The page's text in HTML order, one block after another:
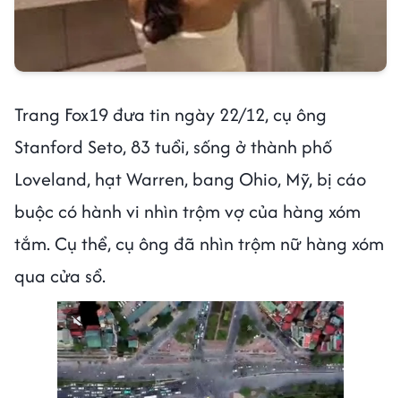
Trang Fox19 đưa tin ngày 22/12, cụ ông
Stanford Seto, 83 tuổi, sống ở thành phố
Loveland, hạt Warren, bang Ohio, Mỹ, bị cáo
buộc có hành vi nhìn trộm vợ của hàng xóm
tắm. Cụ thể, cụ ông đã nhìn trộm nữ hàng xóm
qua cửa sổ.